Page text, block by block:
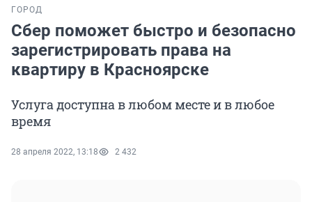
ГОРОД
Сбер поможет быстро и безопасно
зарегистрировать права на
квартиру в Красноярске
Услуга доступна в любом месте и в любое
время
28 апреля 2022, 13:18 2 432